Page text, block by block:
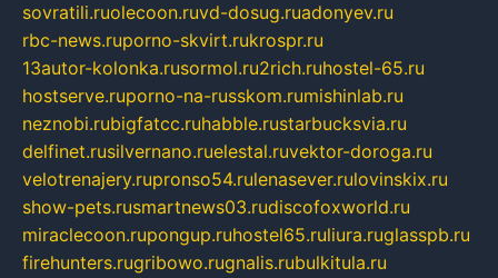
sovratili.ruolecoon.ruvd-dosug.ruadonyev.ru
rbc-news.ruporno-skvirt.rukrospr.ru
13autor-kolonka.rusormol.ru2rich.ruhostel-65.ru
hostserve.ruporno-na-russkom.rumishinlab.ru
neznobi.rubigfatcc.ruhabble.rustarbucksvia.ru
delfinet.rusilvernano.ruelestal.ruvektor-doroga.ru
velotrenajery.rupronso54.rulenasever.rulovinskix.ru
show-pets.rusmartnews03.rudiscofoxworld.ru
miraclecoon.rupongup.ruhostel65.ruliura.ruglasspb.ru
firehunters.rugribowo.rugnalis.rubulkitula.ru